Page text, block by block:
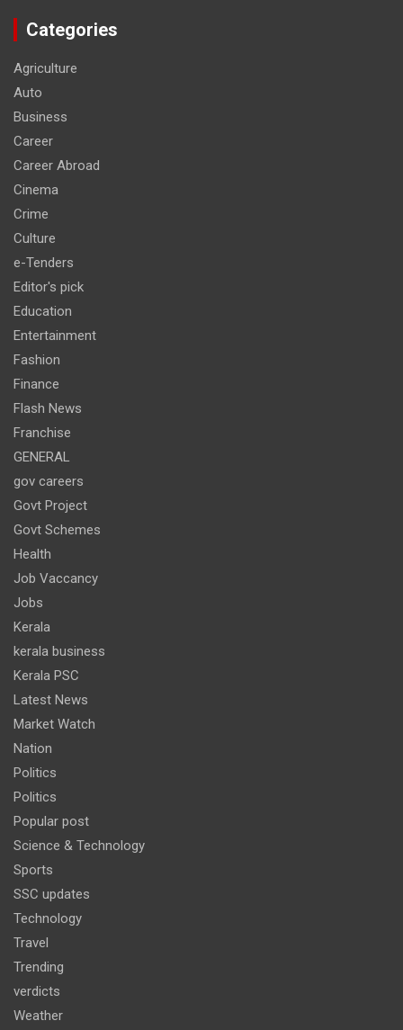
Categories
Agriculture
Auto
Business
Career
Career Abroad
Cinema
Crime
Culture
e-Tenders
Editor's pick
Education
Entertainment
Fashion
Finance
Flash News
Franchise
GENERAL
gov careers
Govt Project
Govt Schemes
Health
Job Vaccancy
Jobs
Kerala
kerala business
Kerala PSC
Latest News
Market Watch
Nation
Politics
Politics
Popular post
Science & Technology
Sports
SSC updates
Technology
Travel
Trending
verdicts
Weather